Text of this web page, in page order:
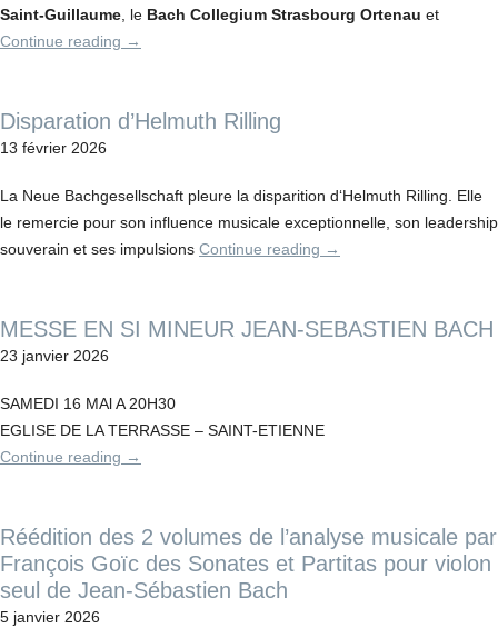
Saint-Guillaume , le Bach Collegium Strasbourg Ortenau et
Continue reading →
Disparation d’Helmuth Rilling
13 février 2026
La Neue Bachgesellschaft pleure la disparition d‘Helmuth Rilling. Elle
le remercie pour son influence musicale exceptionnelle, son leadership
souverain et ses impulsions Continue reading →
MESSE EN SI MINEUR JEAN-SEBASTIEN BACH
23 janvier 2026
SAMEDI 16 MAl A 20H30
EGLISE DE LA TERRASSE – SAINT-ETIENNE
Continue reading →
Réédition des 2 volumes de l’analyse musicale par
François Goïc des Sonates et Partitas pour violon
seul de Jean-Sébastien Bach
5 janvier 2026